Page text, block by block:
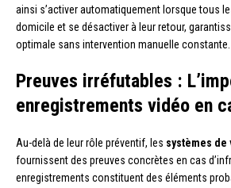
ainsi s’activer automatiquement lorsque tous
domicile et se désactiver à leur retour,
optimale sans intervention manuelle constante.
Preuves irréfutables :
enregistrements vidéo en
Au-delà de leur rôle préventif, les systèmes
fournissent des preuves concrètes en cas
enregistrements constituent des éléments